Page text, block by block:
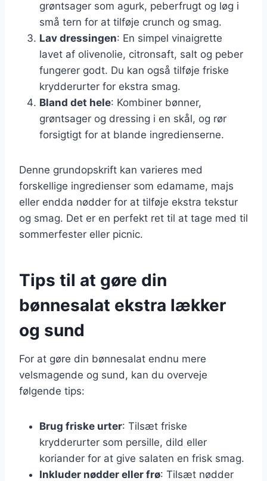
grøntsager som agurk, peberfrugt og løg i
små tern for at tilføje crunch og smag.
Lav dressingen: En simpel vinaigrette
lavet af olivenolie, citronsaft, salt og peber
fungerer godt. Du kan også tilføje friske
krydderurter for ekstra smag.
Bland det hele: Kombiner bønner,
grøntsager og dressing i en skål, og rør
forsigtigt for at blande ingredienserne.
Denne grundopskrift kan varieres med
forskellige ingredienser som edamame, majs
eller endda nødder for at tilføje ekstra tekstur
og smag. Det er en perfekt ret til at tage med til
sommerfester eller picnic.
Tips til at gøre din
bønnesalat ekstra lækker
og sund
For at gøre din bønnesalat endnu mere
velsmagende og sund, kan du overveje
følgende tips:
Brug friske urter: Tilsæt friske
krydderurter som persille, dild eller
koriander for at give salaten en frisk smag.
Inkluder nødder eller frø: Tilsæt nødder